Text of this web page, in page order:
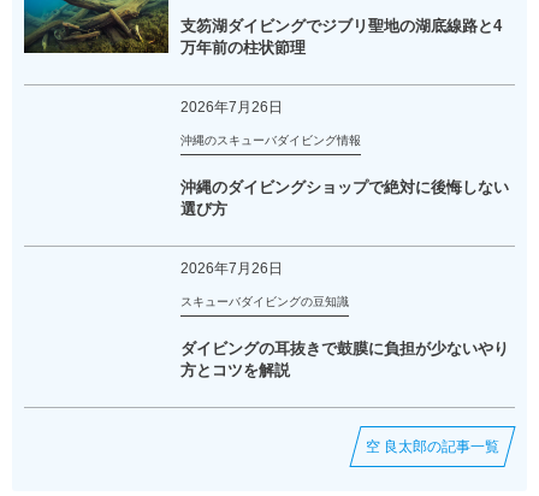
支笏湖ダイビングでジブリ聖地の湖底線路と4
万年前の柱状節理
2026年7月26日
沖縄のスキューバダイビング情報
沖縄のダイビングショップで絶対に後悔しない
選び方
2026年7月26日
スキューバダイビングの豆知識
ダイビングの耳抜きで鼓膜に負担が少ないやり
方とコツを解説
空 良太郎の記事一覧